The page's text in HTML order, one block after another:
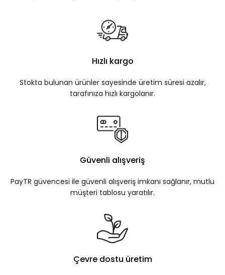
Hızlı kargo
Stokta bulunan ürünler sayesinde üretim süresi azalır,
tarafınıza hızlı kargolanır.
Güvenli alışveriş
PayTR güvencesi ile güvenli alışveriş imkanı sağlanır, mutlu
müşteri tablosu yaratılır.
Çevre dostu üretim